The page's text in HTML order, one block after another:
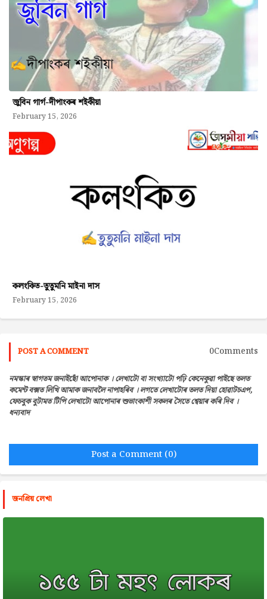
জুবিন গাৰ্গ-দীপাংকৰ শইকীয়া
February 15, 2026
কলংকিত-তুতুমনি মাইনা দাস
February 15, 2026
POST A COMMENT 0Comments
নমস্কাৰ স্বাগতম জনাইছোঁ আপোনাক । লেখাটো বা সংখ্যাটো পঢ়ি কেনেকুৱা পাইছে তলত
কমেন্ট বক্সত লিখি আমাক জনাবলৈ নাপাহৰিব । লগতে লেখাটোৰ তলত দিয়া হোৱাটচএপ,
ফেচবুক বুটামত টিপি লেখাটো আপোনাৰ শুভাংকাশী সকলৰ সৈতে শ্বেয়াৰ কৰি দিব ।
ধন্যবাদ
Post a Comment (0)
জনপ্রিয় লেখা